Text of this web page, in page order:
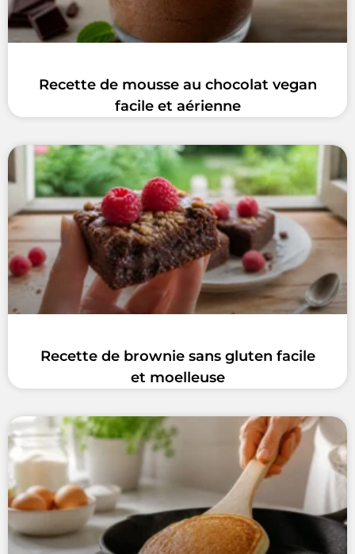
Recette de mousse au chocolat vegan
facile et aérienne
Recette de brownie sans gluten facile
et moelleuse